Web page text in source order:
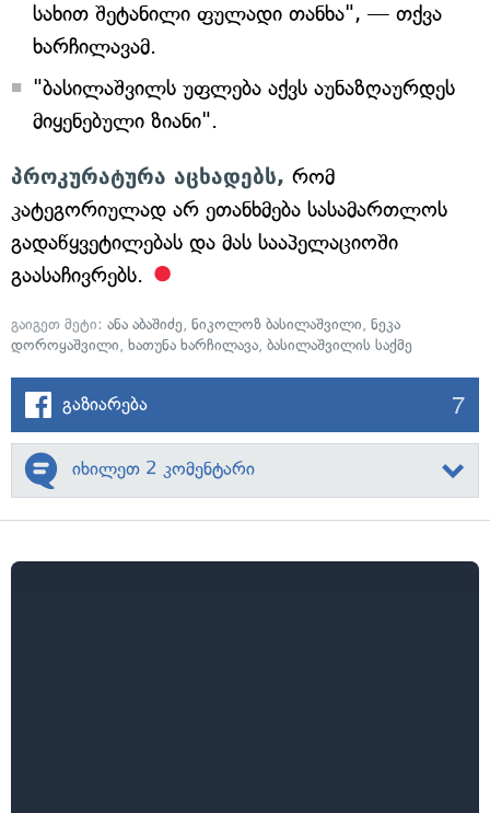
სახით შეტანილი ფულადი თანხა", — თქვა
ხარჩილავამ.
"ბასილაშვილს უფლება აქვს აუნაზღაურდეს
მიყენებული ზიანი".
პროკურატურა აცხადებს, რომ
კატეგორიულად არ ეთანხმება სასამართლოს
გადაწყვეტილებას და მას სააპელაციოში
გაასაჩივრებს.
გაიგეთ მეტი: ანა აბაშიძე, ნიკოლოზ ბასილაშვილი, ნეკა
დოროყაშვილი, ხათუნა ხარჩილავა, ბასილაშვილის საქმე
გაზიარება 7
იხილეთ 2 კომენტარი